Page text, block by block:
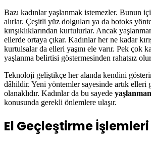
Bazı kadınlar yaşlanmak istemezler. Bunun
alırlar. Çeşitli yüz dolguları ya da botoks
kırışıklıklarından kurtulurlar. Ancak
ellerde ortaya çıkar. Kadınlar her ne kadar
kurtulsalar da elleri yaşını ele varır. Pek çok
yaşlanma belirtisi göstermesinden rahatsız
Teknoloji geliştikçe her alanda kendini
dâhildir. Yeni yöntemler sayesinde artık elleri
olanaklıdır. Kadınlar da bu sayede
konusunda gerekli önlemlere ulaşır.
El Geçleştirme İşlemleri